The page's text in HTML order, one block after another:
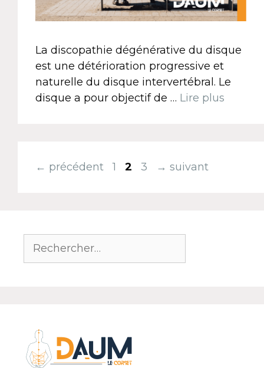
La discopathie dégénérative du disque
est une détérioration progressive et
naturelle du disque intervertébral. Le
disque a pour objectif de … Lire plus
← précédent 1 2 3 → suivant